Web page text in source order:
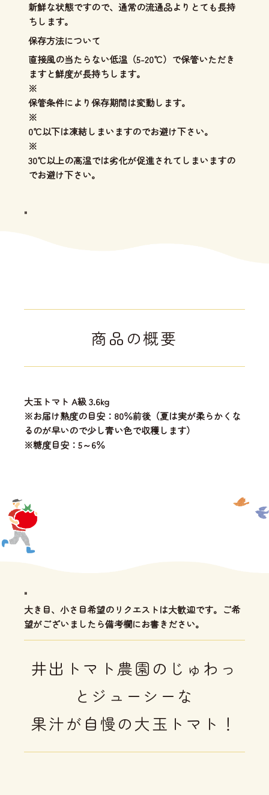
新鮮な状態ですので、通常の流通品よりとても長持
ちします。
保存方法について
直接風の当たらない低温（5-20℃）で保管いただき
ますと鮮度が長持ちします。
※
保管条件により保存期間は変動します。
※
0℃以下は凍結しまいますのでお避け下さい。
※
30℃以上の高温では劣化が促進されてしまいますの
でお避け下さい。
"
商品の概要
大玉トマト A級 3.6kg
※お届け熟度の目安：80％前後（夏は実が柔らかくな
るのが早いので少し青い色で収穫します）
※糖度目安：5～6％
"
大き目、小さ目希望のリクエストは大歓迎です。ご希
望がございましたら備考欄にお書きださい。
井出トマト農園のじゅわっ
とジューシーな
果汁が自慢の大玉トマト！